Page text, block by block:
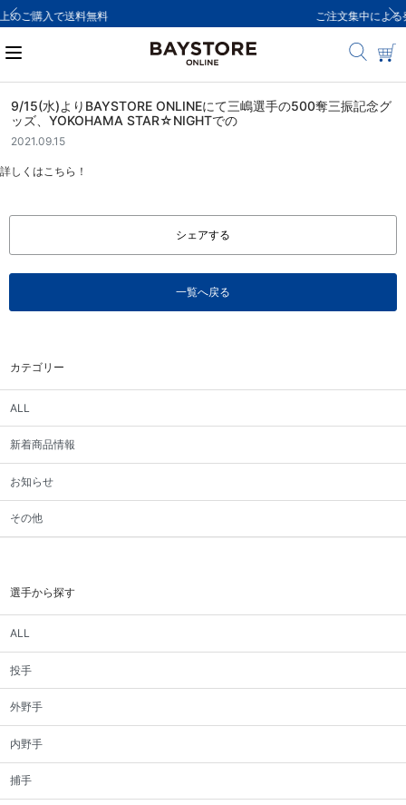
ご注文集中による発送についてのお知らせ
カテゴリー
ALL
新着商品情報
お知らせ
その他
選手から探す
ALL
投手
外野手
内野手
捕手
9/15(水)よりBAYSTORE ONLINEにて三嶋選手の500奪三振記念グ
ッズ、YOKOHAMA STAR☆NIGHTでの
2021.09.15
詳しくはこちら！
シェアする
一覧へ戻る